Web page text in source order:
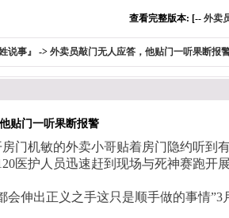
查看完整版本: [-- 外卖
说事』 -> 外卖员敲门无人应答，他贴门一听果断报
贴门一听果断报警
门机敏的外卖小哥贴着房门 隐约听到
医护人员迅速赶到现场与死神赛跑开
会伸出正义之手这只是顺手做的事情”3